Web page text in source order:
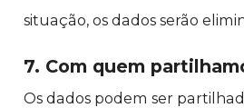
situação, os dados serão
7. Com quem
Os dados podem ser